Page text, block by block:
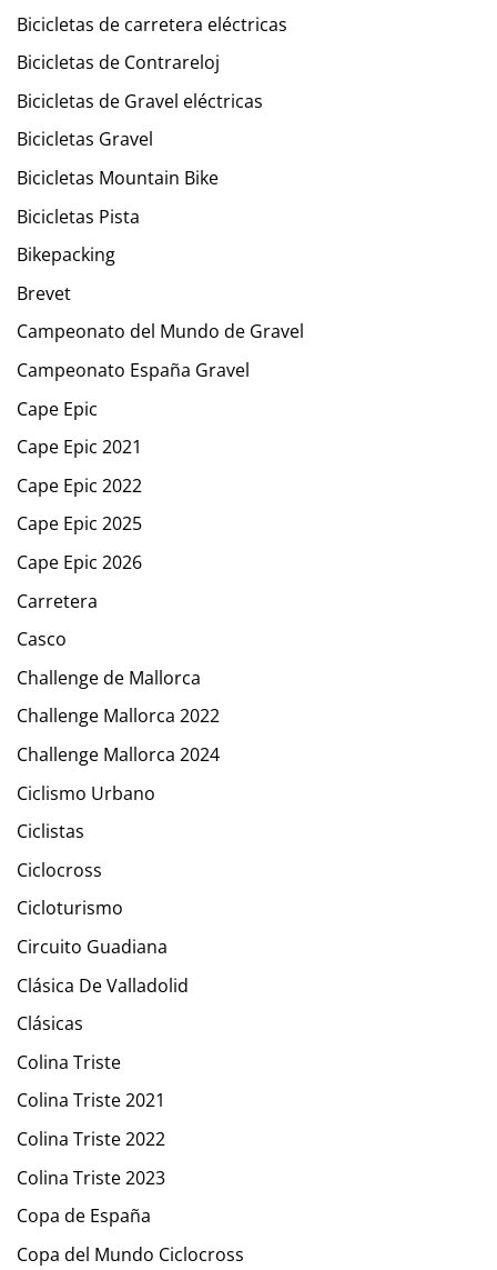
Bicicletas de carretera eléctricas
Bicicletas de Contrareloj
Bicicletas de Gravel eléctricas
Bicicletas Gravel
Bicicletas Mountain Bike
Bicicletas Pista
Bikepacking
Brevet
Campeonato del Mundo de Gravel
Campeonato España Gravel
Cape Epic
Cape Epic 2021
Cape Epic 2022
Cape Epic 2025
Cape Epic 2026
Carretera
Casco
Challenge de Mallorca
Challenge Mallorca 2022
Challenge Mallorca 2024
Ciclismo Urbano
Ciclistas
Ciclocross
Cicloturismo
Circuito Guadiana
Clásica De Valladolid
Clásicas
Colina Triste
Colina Triste 2021
Colina Triste 2022
Colina Triste 2023
Copa de España
Copa del Mundo Ciclocross